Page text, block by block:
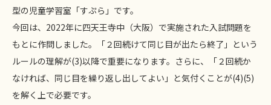
型の児童学習室「すぷら」です。
今回は、2022年に四天王寺中（大阪）で実施された入試問題を
もとに作問しました。「２回続けて同じ目が出たら終了」という
ルールの理解が(3)以降で重要になります。さらに、「２回続か
なければ、同じ目を繰り返し出してよい」と気付くことが(4)(5)
を解く上で必要です。